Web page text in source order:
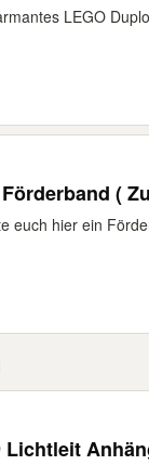
LEGO
(
euch hier ein
Lichtleit